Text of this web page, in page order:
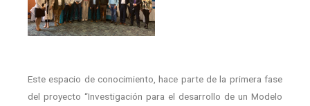
Este espacio de conocimiento, hace parte de la primera fase
del proyecto “Investigación para el desarrollo de un Modelo